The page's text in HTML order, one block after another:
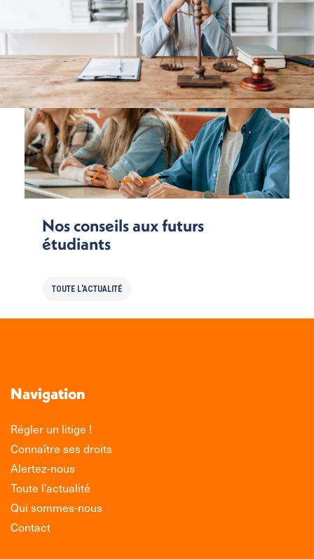
Nos conseils aux futurs
étudiants
TOUTE L'ACTUALITÉ
Navigation
Régler un litige !
Connaître ses droits
Alertez-nous
Toute l’actualité
Qui sommes-nous
Contact